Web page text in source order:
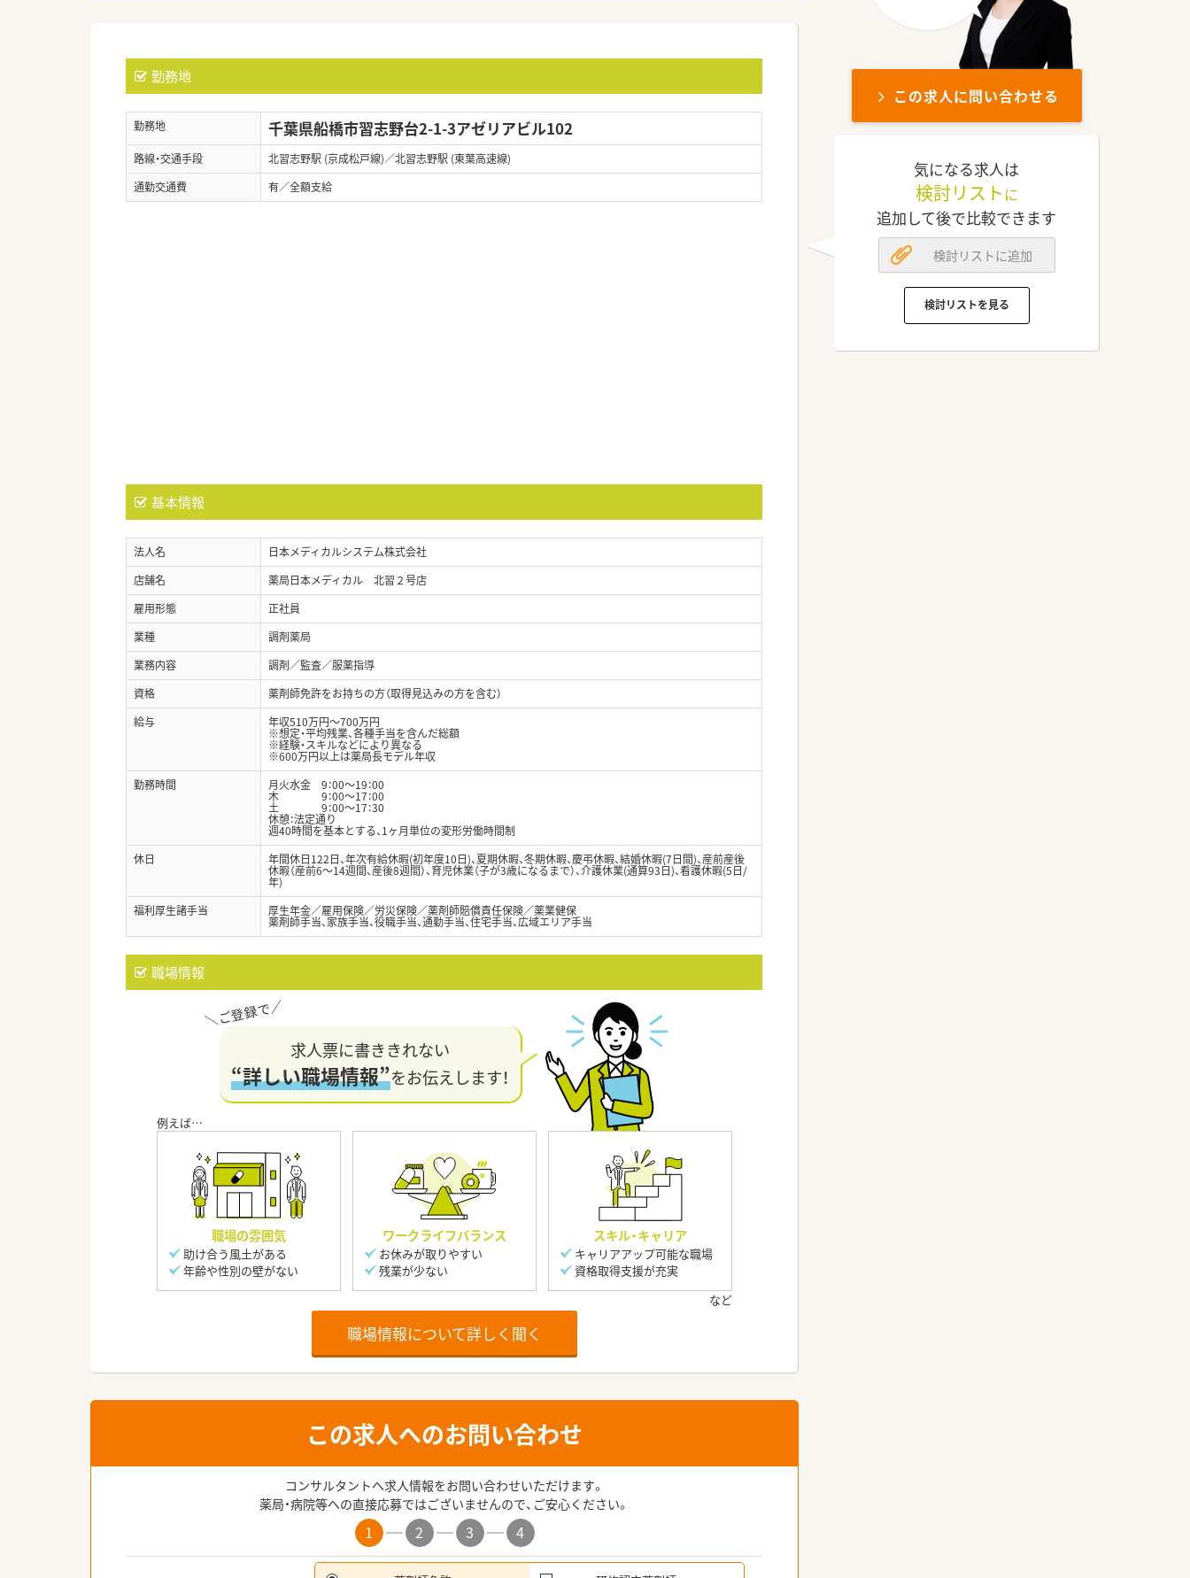
勤務地
勤務地 千葉県船橋市習志野台2-1-3アゼリアビル102
路線・交通手段
北習志野駅 (京成松戸線)／北習志野駅 (東葉高速線)
通勤交通費
有／全額支給
基本情報
法人名
日本メディカルシステム株式会社
店舗名
薬局日本メディカル 北習２号店
雇用形態
正社員
業種
調剤薬局
業務内容
調剤／監査／服薬指導
資格
薬剤師免許をお持ちの方（取得見込みの方を含む）
給与
年収510万円～700万円
※想定・平均残業、各種手当を含んだ総額
※経験・スキルなどにより異なる
※600万円以上は薬局長モデル年収
勤務時間
月火水金 9：00～19：00
木 9：00～17：00
土 9：00～17：30
休憩：法定通り
週40時間を基本とする、1ヶ月単位の変形労働時間制
休日
年間休日122日、年次有給休暇(初年度10日)、夏期休暇、冬期休暇、慶弔休暇、結婚休暇(7日間)、産前産後
休暇（産前6～14週間、産後8週間）、育児休業（子が3歳になるまで）、介護休業(通算93日)、看護休暇(5日/
年)
福利厚生諸手当
厚生年金／雇用保険／労災保険／薬剤師賠償責任保険／薬業健保
薬剤師手当、家族手当、役職手当、通勤手当、住宅手当、広域エリア手当
職場情報
求人票に書ききれない
“詳しい職場情報”をお伝えします！
職場の雰囲気
助け合う風土がある
年齢や性別の壁がない
ワークライフバランス
お休みが取りやすい
残業が少ない
スキル・キャリア
キャリアアップ可能な職場
資格取得支援が充実
職場情報について詳しく聞く
この求人へのお問い合わせ
コンサルタントへ求人情報をお問い合わせいただけます。
薬局・病院等への直接応募ではございませんので、ご安心ください。
1 2 3 4
この求人に問い合わせる
気になる求人は
検討リスト に
追加して後で比較できます
検討リストに追加
検討リストを見る